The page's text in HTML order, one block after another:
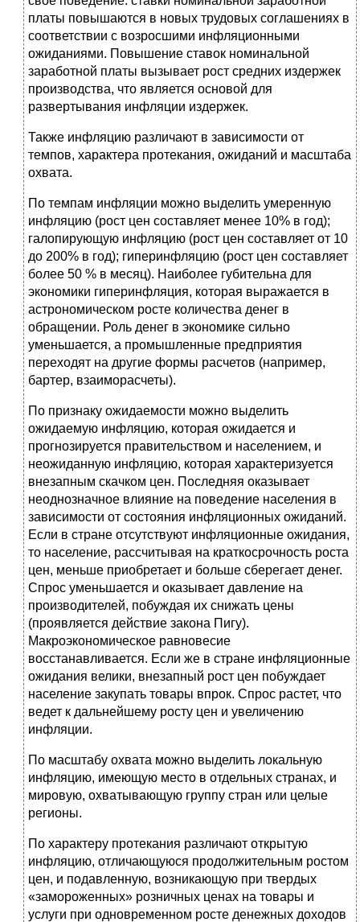
платы повышаются в новых трудовых соглашениях в
соответствии с возросшими инфляционными
ожиданиями. Повышение ставок номинальной
заработной платы вызывает рост средних издержек
производства, что является основой для
развертывания инфляции издержек.
Также инфляцию различают в зависимости от
темпов, характера протекания, ожиданий и масштаба
охвата.
По темпам инфляции можно выделить умеренную
инфляцию (рост цен составляет менее 10% в год);
галопирующую инфляцию (рост цен составляет от 10
до 200% в год); гиперинфляцию (рост цен составляет
более 50 % в месяц). Наиболее губительна для
экономики гиперинфляция, которая выражается в
астрономическом росте количества денег в
обращении. Роль денег в экономике сильно
уменьшается, а промышленные предприятия
переходят на другие формы расчетов (например,
бартер, взаиморасчеты).
По признаку ожидаемости можно выделить
ожидаемую инфляцию, которая ожидается и
прогнозируется правительством и населением, и
неожиданную инфляцию, которая характеризуется
внезапным скачком цен. Последняя оказывает
неоднозначное влияние на поведение населения в
зависимости от состояния инфляционных ожиданий.
Если в стране отсутствуют инфляционные ожидания,
то население, рассчитывая на краткосрочность роста
цен, меньше приобретает и больше сберегает денег.
Спрос уменьшается и оказывает давление на
производителей, побуждая их снижать цены
(проявляется действие закона Пигу).
Макроэкономическое равновесие
восстанавливается. Если же в стране инфляционные
ожидания велики, внезапный рост цен побуждает
население закупать товары впрок. Спрос растет, что
ведет к дальнейшему росту цен и увеличению
инфляции.
По масштабу охвата можно выделить локальную
инфляцию, имеющую место в отдельных странах, и
мировую, охватывающую группу стран или целые
регионы.
По характеру протекания различают открытую
инфляцию, отличающуюся продолжительным ростом
цен, и подавленную, возникающую при твердых
«замороженных» розничных ценах на товары и
услуги при одновременном росте денежных доходов